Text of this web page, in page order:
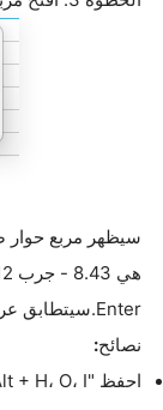
سيظهر مربع حوار
هي 8.43 - جرب 12 أو 15 للخلايا الأعرض) واضغط على
Enter. سيتطابق
نصائح:
احفظ "Alt + H، O، I" -